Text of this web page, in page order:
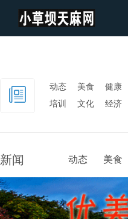
动态 美食
健康
培训
文化
经济
新闻 动态 美食